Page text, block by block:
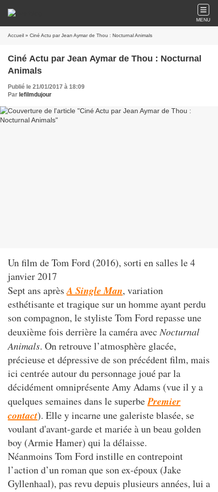
MENU
Accueil » Ciné Actu par Jean Aymar de Thou : Nocturnal Animals
Ciné Actu par Jean Aymar de Thou : Nocturnal
Animals
Publié le 21/01/2017 à 18:09
Par lefilmdujour
Un film de Tom Ford (2016), sorti en salles le 4
janvier 2017
Sept ans aprèsA Single Man, variation
esthétisante et tragique sur un homme ayant perdu
son compagnon, le styliste Tom Ford repasse une
deuxième fois derrière la caméra avecNocturnal
Animals. On retrouve l’atmosphère glacée,
précieuse et dépressive de son précédent film, mais
ici centrée autour du personnage joué par la
décidément omniprésente Amy Adams (vue il y a
quelques semaines dans le superbePremier
contact). Elle y incarne une galeriste blasée, se
voulantd'avant-garde et mariée à un beau golden
boy (Armie Hamer) qui la délaisse.
Néanmoins Tom Ford instille en contrepoint
l’action d’un roman que son ex-époux (Jake
Gyllenhaal), pas revu depuis plusieurs années, lui a